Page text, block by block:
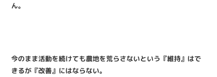
ん。
今のまま活動を続けても農地を荒らさないという『維持』はで
きるが『改善』にはならない。